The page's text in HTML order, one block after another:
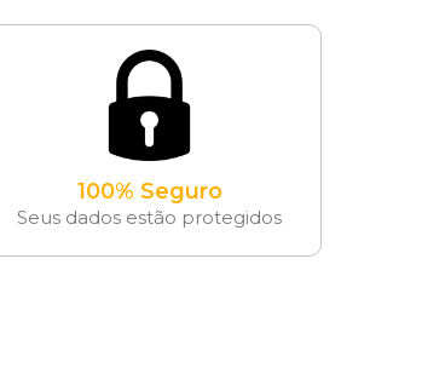
100% Seguro
Seus dados estão protegidos